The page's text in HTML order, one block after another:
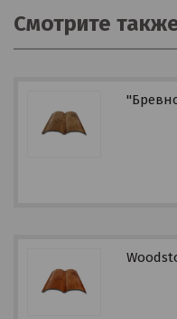
Смотрите